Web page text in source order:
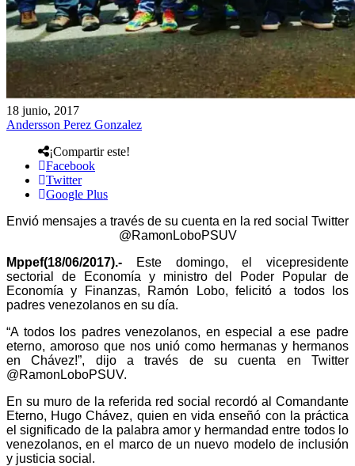
18 junio, 2017
Andersson Perez Gonzalez
¡Compartir este!
Facebook
Twitter
Google Plus
Envió mensajes a través de su cuenta en la red social Twitter
@RamonLoboPSUV
Mppef(18/06/2017).- Este domingo, el vicepresidente
sectorial de Economía y ministro del Poder Popular de
Economía y Finanzas, Ramón Lobo, felicitó a todos los
padres venezolanos en su día.
“A todos los padres venezolanos, en especial a ese padre
eterno, amoroso que nos unió como hermanas y hermanos
en Chávez!”, dijo a través de su cuenta en Twitter
@RamonLoboPSUV.
En su muro de la referida red social recordó al Comandante
Eterno, Hugo Chávez, quien en vida enseñó con la práctica
el significado de la palabra amor y hermandad entre todos lo
venezolanos, en el marco de un nuevo modelo de inclusión
y justicia social.